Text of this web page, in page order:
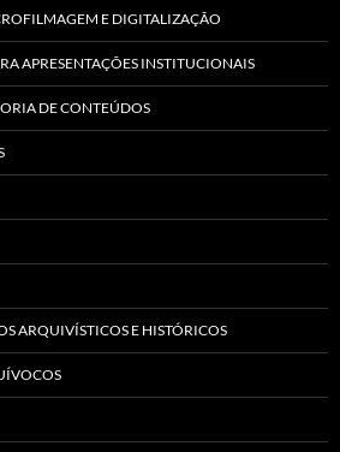
E DIGITALIZAÇÃO
APRESENTAÇÕES INSTITUCIONAIS
DE CONTEÚDOS
ARQUIVÍSTICOS E HISTÓRICOS